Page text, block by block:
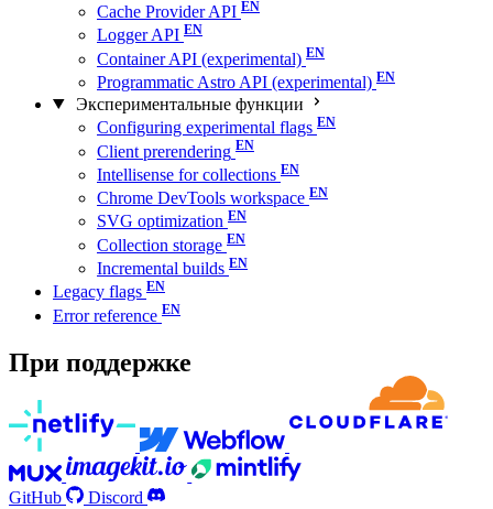
Cache Provider API
Logger API
Container API (experimental)
Programmatic Astro API (experimental)
Экспериментальные функции
Configuring experimental flags
Client prerendering
Intellisense for collections
Chrome DevTools workspace
SVG optimization
Collection storage
Incremental builds
Legacy flags
Error reference
При поддержке
GitHub
Discord